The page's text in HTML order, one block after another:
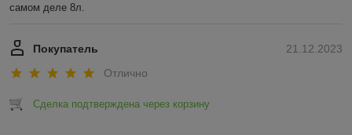
самом деле 8л.
21.12.2023
Покупатель
Отлично
Сделка подтверждена через корзину